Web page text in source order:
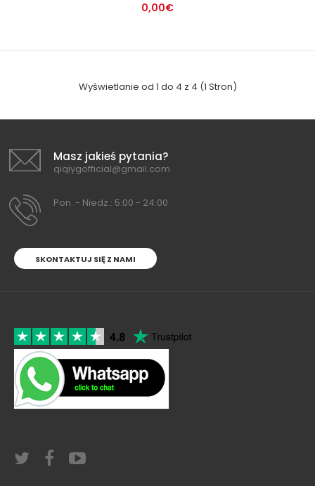
0,00€
Wyświetlanie od 1 do 4 z 4 (1 Stron)
Masz jakieś pytania?
qiqiygofficial@gmail.com
Pon. - Niedz.: 5:00 - 24:00
SKONTAKTUJ SIĘ Z NAMI